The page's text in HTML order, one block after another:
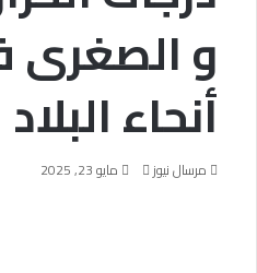
و الصغرى
أنحاء البلاد
مرسال نيوز
أرسل مايو 23, 2025